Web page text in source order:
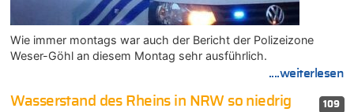
Wie immer montags war auch der Bericht der Polizeizone
Weser-Göhl an diesem Montag sehr ausführlich.
....weiterlesen
109
Wasserstand des Rheins in NRW so niedrig